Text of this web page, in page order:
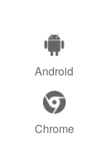
Android
Chrome